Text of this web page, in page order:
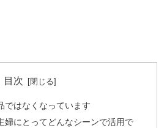
目次
ではなくなっています
婦にとってどんなシーンで活用で